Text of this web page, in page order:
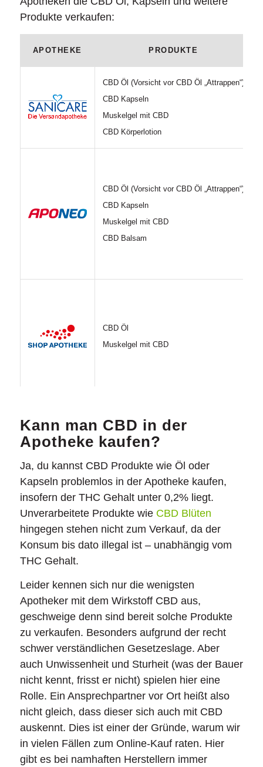
Produkte verkaufen:
APOTHEKE PRODUKTE
CBD Öl (Vorsicht vor CBD Öl „Attrappen“)
CBD Kapseln
Muskelgel mit CBD
CBD Körperlotion
CBD Öl (Vorsicht vor CBD Öl „Attrappen“)
CBD Kapseln
Muskelgel mit CBD
CBD Balsam
CBD Öl
Muskelgel mit CBD
Kann man CBD in der
Apotheke kaufen?
Ja, du kannst CBD Produkte wie Öl oder
Kapseln problemlos in der Apotheke kaufen,
insofern der THC Gehalt unter 0,2% liegt.
Unverarbeitete Produkte wie CBD Blüten
hingegen stehen nicht zum Verkauf, da der
Konsum bis dato illegal ist – unabhängig vom
THC Gehalt.
Leider kennen sich nur die wenigsten
Apotheker mit dem Wirkstoff CBD aus,
geschweige denn sind bereit solche Produkte
zu verkaufen. Besonders aufgrund der recht
schwer verständlichen Gesetzeslage. Aber
auch Unwissenheit und Sturheit (was der Bauer
nicht kennt, frisst er nicht) spielen hier eine
Rolle. Ein Ansprechpartner vor Ort heißt also
nicht gleich, dass dieser sich auch mit CBD
auskennt. Dies ist einer der Gründe, warum wir
in vielen Fällen zum Online-Kauf raten. Hier
gibt es bei namhaften Herstellern immer